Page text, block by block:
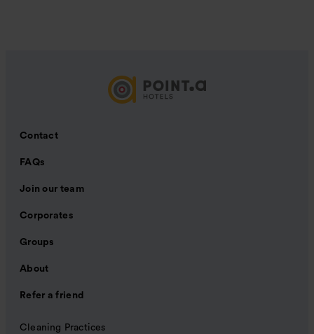
Contact
FAQs
Join our team
Corporates
Groups
About
Refer a friend
Cleaning Practices